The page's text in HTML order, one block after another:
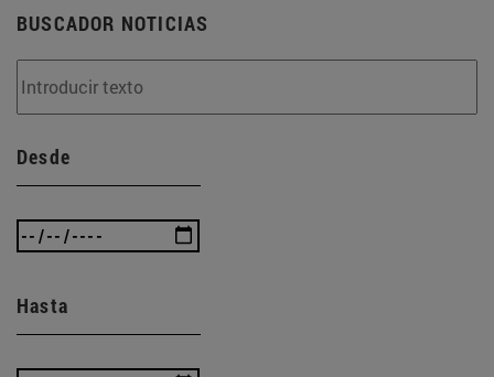
BUSCADOR NOTICIAS
Desde
Hasta